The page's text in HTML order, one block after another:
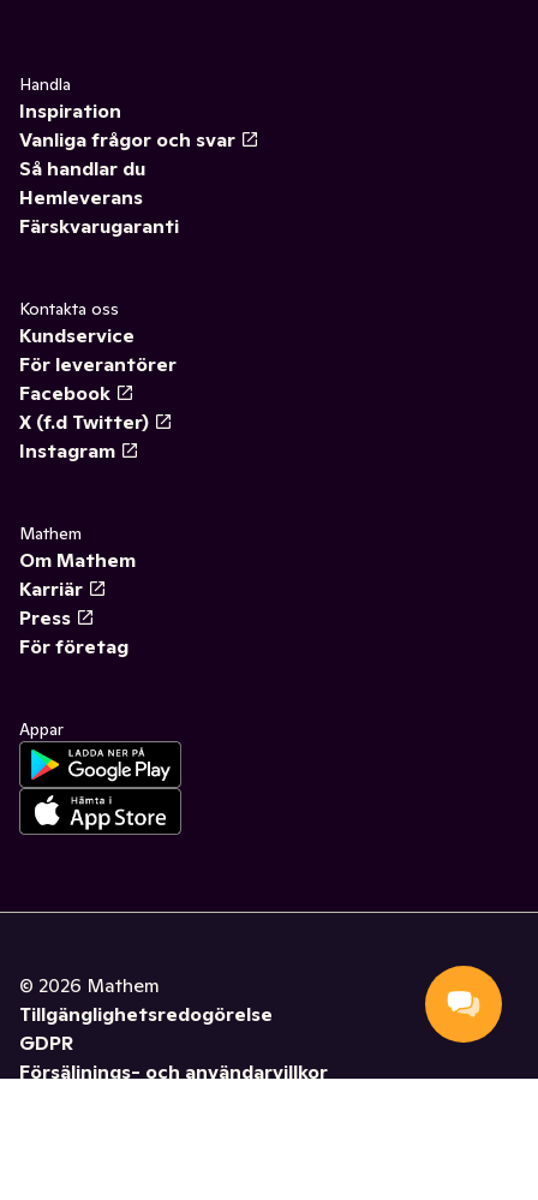
Handla
Inspiration
Vanliga frågor och svar
Så handlar du
Hemleverans
Färskvarugaranti
Kontakta oss
Kundservice
För leverantörer
Facebook
X (f.d Twitter)
Instagram
Mathem
Om Mathem
Karriär
Press
För företag
Appar
© 2026 Mathem
Tillgänglighetsredogörelse
GDPR
Försäljnings- och användarvillkor